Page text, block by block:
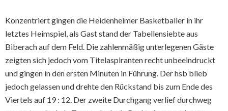
Konzentriert gingen die Heidenheimer Basketballer in ihr
letztes Heimspiel, als Gast stand der Tabellensiebte aus
Biberach auf dem Feld. Die zahlenmäßig unterlegenen Gäste
zeigten sich jedoch vom Titelaspiranten recht unbeeindruckt
und gingen in den ersten Minuten in Führung. Der hsb blieb
jedoch gelassen und drehte den Rückstand bis zum Ende des
Viertels auf 19 : 12. Der zweite Durchgang verlief durchweg